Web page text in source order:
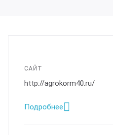
САЙТ
http://agrokorm40.ru/
Подробнее